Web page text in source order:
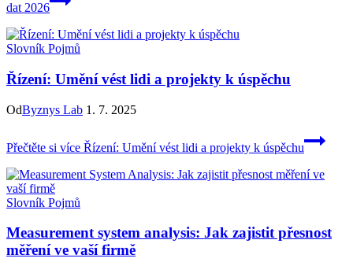
dat 2026
Slovník Pojmů
Řízení: Umění vést lidi a projekty k úspěchu
OdByznys Lab 1. 7. 2025
Přečtěte si více Řízení: Umění vést lidi a projekty k úspěchu
Slovník Pojmů
Measurement system analysis: Jak zajistit přesnost
měření ve vaší firmě